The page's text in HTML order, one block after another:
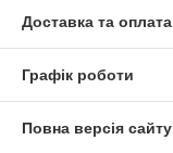
Доставка та оплата
Графік роботи
Повна версія сайту